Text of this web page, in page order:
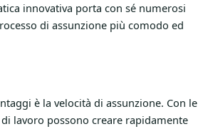
innovativa porta con sé numerosi
di assunzione più comodo ed
è la velocità di assunzione. Con le
lavoro possono creare rapidamente